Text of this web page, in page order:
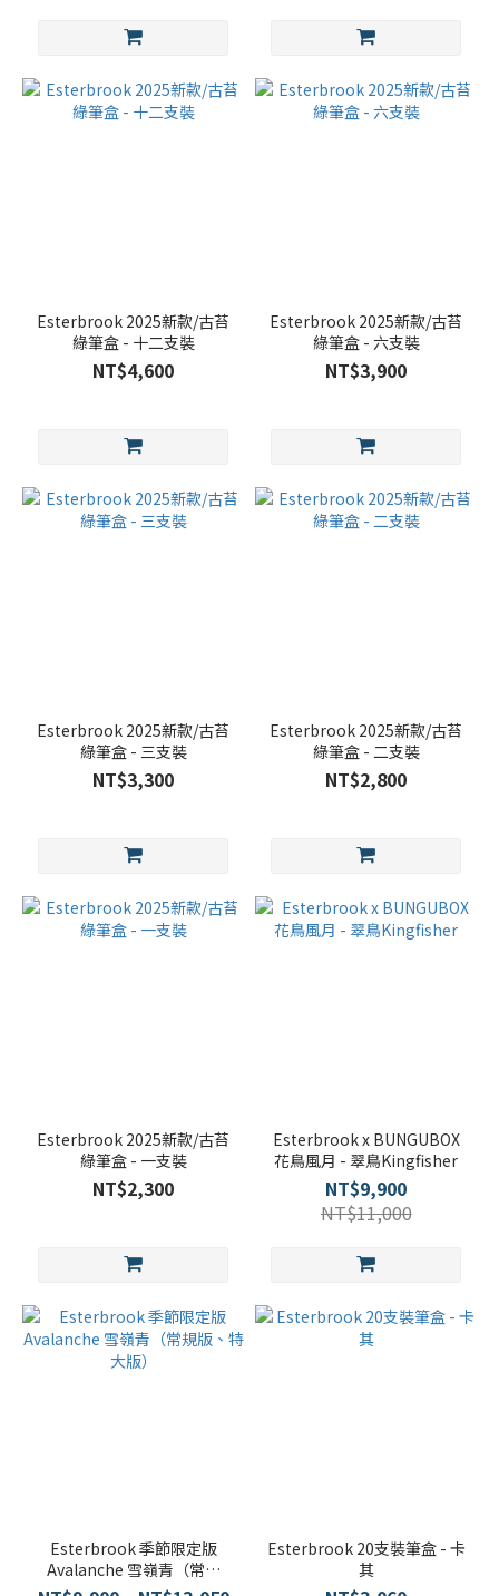
Esterbrook 2025新款/古苔
綠筆盒 - 十二支裝
NT$4,600
Esterbrook 2025新款/古苔
綠筆盒 - 六支裝
NT$3,900
Esterbrook 2025新款/古苔
綠筆盒 - 三支裝
NT$3,300
Esterbrook 2025新款/古苔
綠筆盒 - 二支裝
NT$2,800
Esterbrook 2025新款/古苔
綠筆盒 - 一支裝
NT$2,300
Esterbrook x BUNGUBOX
花鳥風月 - 翠鳥Kingfisher
NT$9,900
NT$11,000
Esterbrook 季節限定版
Avalanche 雪嶺青（常規
版、特大版）
Esterbrook 20支裝筆盒 - 卡
其